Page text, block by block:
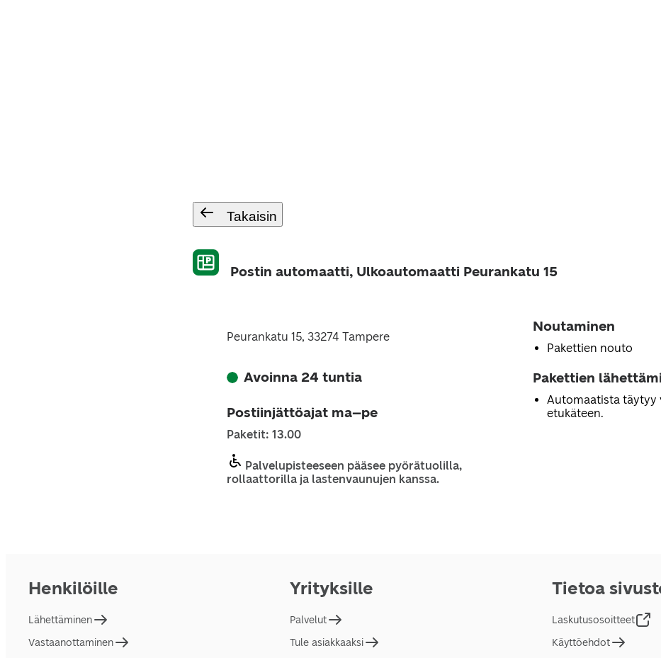
Takaisin
Postin automaatti, Ulkoautomaatti Peurankatu 15
Peurankatu 15, 33274 Tampere
Avoinna 24 tuntia
Postiinjättöajat ma–pe
Paketit: 13.00
Palvelupisteeseen pääsee pyörätuolilla,
rollaattorilla ja lastenvaunujen kanssa.
Noutaminen
Pakettien nouto
Pakettien
Automaatista täytyy
etukäteen.
Henkilöille
Lähettäminen
Vastaanottaminen
Yrityksille
Palvelut
Tule asiakkaaksi
Tietoa
Laskutusosoitteet
Käyttöehdot